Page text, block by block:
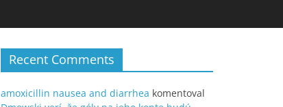
Recent Comments
amoxicillin nausea and diarrhea komentoval